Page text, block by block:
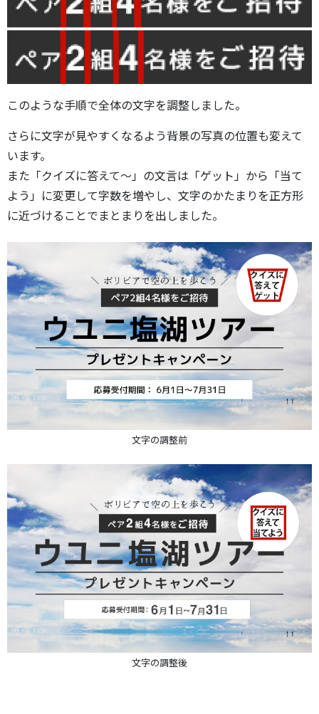
このような手順で全体の文字を調整しました。
さらに文字が見やすくなるよう背景の写真の位置も変えて
います。
また「クイズに答えて～」の文言は「ゲット」から「当て
よう」に変更して字数を増やし、文字のかたまりを正方形
に近づけることでまとまりを出しました。
文字の調整前
文字の調整後